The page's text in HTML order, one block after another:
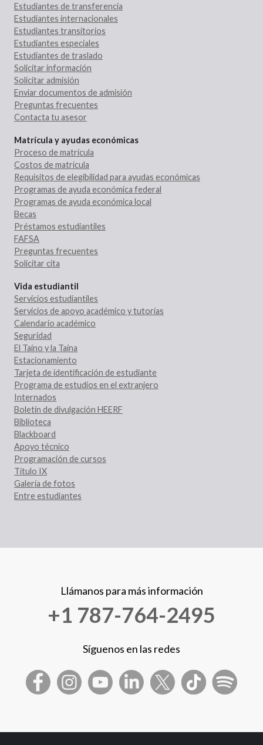
Estudiantes de transferencia
Estudiantes internacionales
Estudiantes transitorios
Estudiantes especiales
Estudiantes de traslado
Solicitar información
Solicitar admisión
Enviar documentos de admisión
Preguntas frecuentes
Contacta tu asesor
Matrícula y ayudas económicas
Proceso de matrícula
Costos de matrícula
Requisitos de elegibilidad para ayudas económicas
Programas de ayuda económica federal
Programas de ayuda económica local
Becas
Préstamos estudiantiles
FAFSA
Preguntas frecuentes
Solicitar cita
Vida estudiantil
Servicios estudiantiles
Servicios de apoyo académico y tutorías
Calendario académico
Seguridad
El Taíno y la Taína
Estacionamiento
Tarjeta de identificación de estudiante
Programa de estudios en el extranjero
Internados
Boletín de divulgación HEERF
Biblioteca
Blackboard
Apoyo técnico
Programación de cursos
Título IX
Galería de fotos
Entre estudiantes
Llámanos para más información
+1 787-764-2495
Síguenos en las redes